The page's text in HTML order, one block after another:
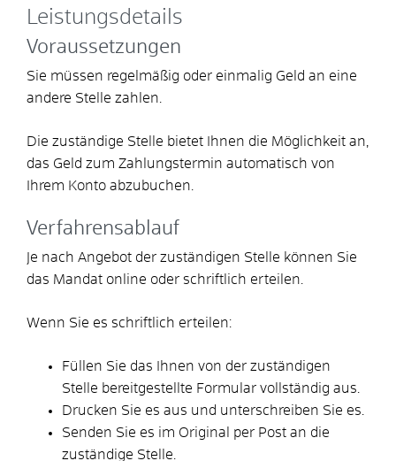
Leistungsdetails
Voraussetzungen
Sie müssen regelmäßig oder einmalig Geld an eine
andere Stelle zahlen.
Die zuständige Stelle bietet Ihnen die Möglichkeit an,
das Geld zum Zahlungstermin automatisch von
Ihrem Konto abzubuchen.
Verfahrensablauf
Je nach Angebot der zuständigen Stelle können Sie
das Mandat online oder schriftlich erteilen.
Wenn Sie es schriftlich erteilen:
Füllen Sie das Ihnen von der zuständigen
Stelle bereitgestellte Formular vollständig aus.
Drucken Sie es aus und unterschreiben Sie es.
Senden Sie es im Original per Post an die
zuständige Stelle.